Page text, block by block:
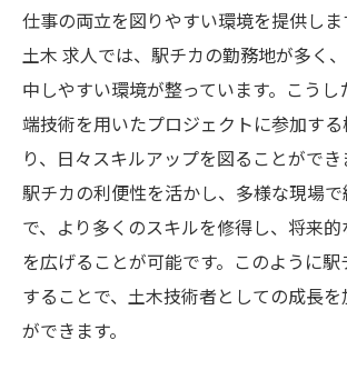
仕事の両立を図りやすい環境を提供し
土木 求人では、駅チカの勤務地が多く
中しやすい環境が整っています。こうし
端技術を用いたプロジェクトに参加す
り、日々スキルアップを図ることができ
駅チカの利便性を活かし、多様な現場
で、より多くのスキルを修得し、将来
を広げることが可能です。このように
することで、土木技術者としての成長を
ができます。